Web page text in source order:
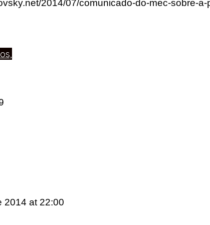
2014/07/comunicado-do-mec-sobre-a-
2014 at 22:00